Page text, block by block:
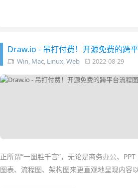
Draw.io - 吊打付费！开源免费的跨
Win, Mac, Linux,Web 2022-08-29
正所谓“一图胜千言”，无论是商务办公、PPT
图表、流程图、架构图来更直观地呈现内容